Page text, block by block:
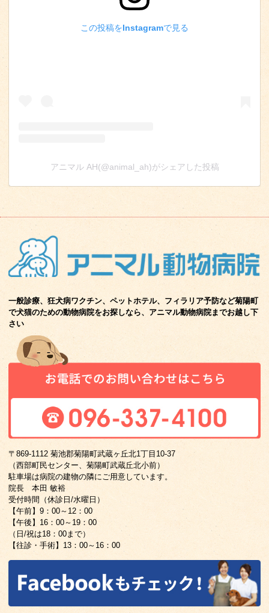
この投稿をInstagramで見る
アニマル AH(@animal_ah)がシェアした投稿
一般診療、狂犬病ワクチン、ペットホテル、フィラリア予防など菊陽町
で犬猫のための動物病院をお探しなら、アニマル動物病院までお越し下
さい
〒869-1112 菊池郡菊陽町武蔵ヶ丘北1丁目10-37
（西部町民センター、菊陽町武蔵丘北小前）
駐車場は病院の建物の隣にご用意しています。
院長 本田 敏裕
受付時間（休診日/水曜日）
【午前】9：00～12：00
【午後】16：00～19：00
（日/祝は18：00まで）
【往診・手術】13：00～16：00